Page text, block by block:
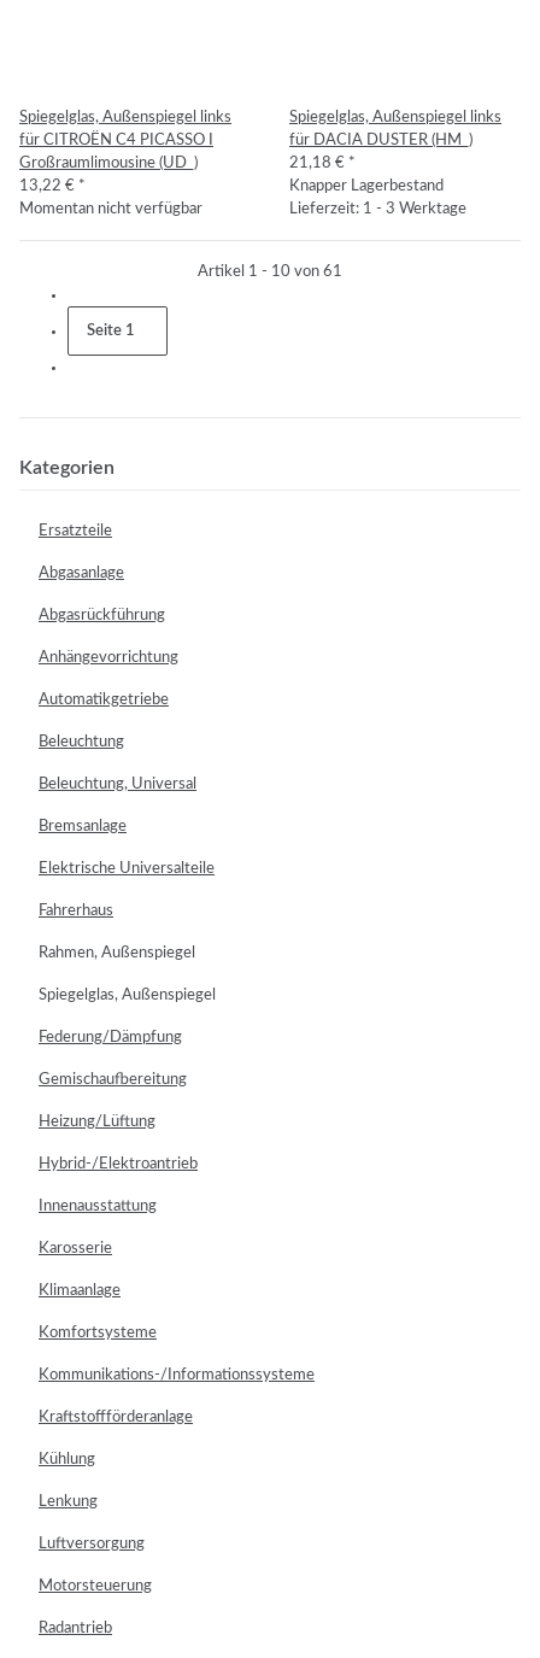
Spiegelglas, Außenspiegel links
für CITROËN C4 PICASSO I
Großraumlimousine (UD_)
13,22 € *
Momentan nicht verfügbar
Spiegelglas, Außenspiegel links
für DACIA DUSTER (HM_)
21,18 € *
Knapper Lagerbestand
Lieferzeit: 1 - 3 Werktage
Artikel 1 - 10 von 61
Seite 1
Kategorien
Ersatzteile
Abgasanlage
Abgasrückführung
Anhängevorrichtung
Automatikgetriebe
Beleuchtung
Beleuchtung, Universal
Bremsanlage
Elektrische Universalteile
Fahrerhaus
Rahmen, Außenspiegel
Spiegelglas, Außenspiegel
Federung/Dämpfung
Gemischaufbereitung
Heizung/Lüftung
Hybrid-/Elektroantrieb
Innenausstattung
Karosserie
Klimaanlage
Komfortsysteme
Kommunikations-/Informationssysteme
Kraftstoffförderanlage
Kühlung
Lenkung
Luftversorgung
Motorsteuerung
Radantrieb